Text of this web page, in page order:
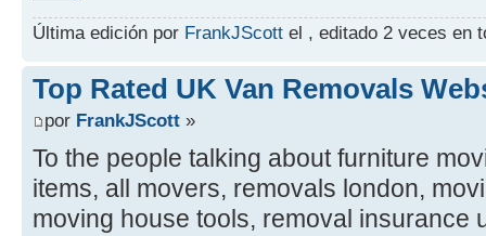
Última edición por FrankJScott el , editado 2 veces en
Top Rated UK Van Removals
por FrankJScott »
To the people talking about furniture
items, all movers, removals london,
moving house tools, removal insurance